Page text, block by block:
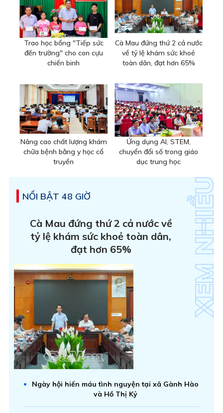
Trao học bổng "Tiếp sức
đến trường" cho con cựu
chiến binh
Cà Mau đứng thứ 2 cả nước
về tỷ lệ khám sức khoẻ
toàn dân, đạt hơn 65%
Nâng cao chất lượng khám
chữa bệnh bằng y học cổ
truyền
Ứng dụng AI, STEM,
chuyển đổi số trong giáo
dục trung học
NỔI BẬT 48 GIỜ
Cà Mau đứng thứ 2 cả nước về
tỷ lệ khám sức khoẻ toàn dân,
đạt hơn 65%
Ngày hội hiến máu tình nguyện tại xã Gành Hào
và Hồ Thị Kỷ